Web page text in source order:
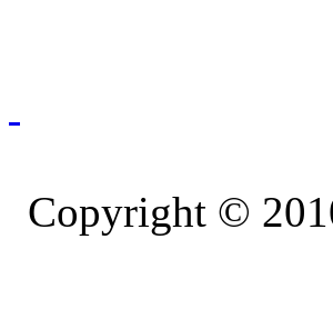
Copyright ©